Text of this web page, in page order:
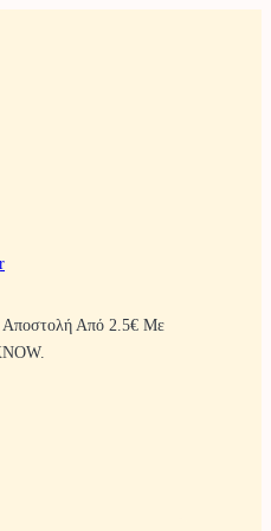
Αποστολή Από 2.5€ Με